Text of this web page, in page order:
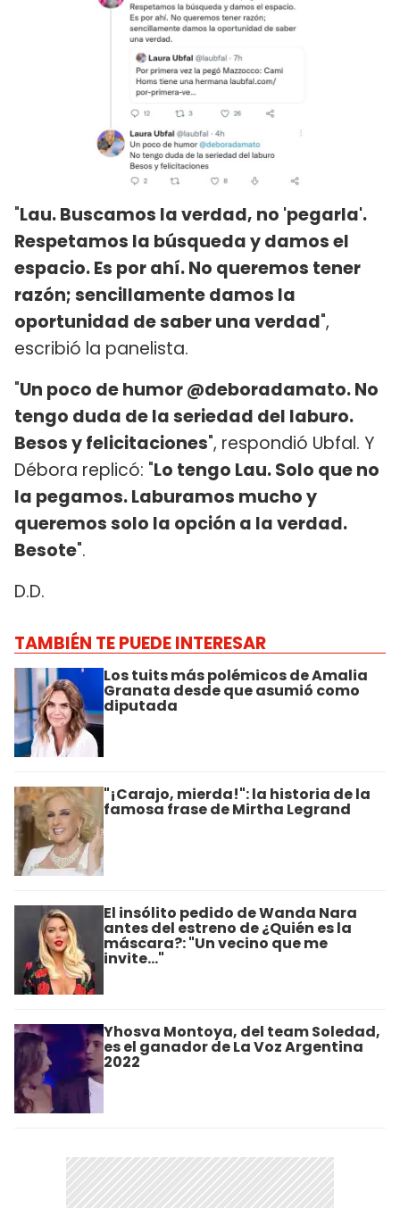
"Lau. Buscamos la verdad, no 'pegarla'.
Respetamos la búsqueda y damos el
espacio. Es por ahí. No queremos tener
razón; sencillamente damos la
oportunidad de saber una verdad",
escribió la panelista.
"Un poco de humor @deboradamato. No
tengo duda de la seriedad del laburo.
Besos y felicitaciones", respondió Ubfal. Y
Débora replicó: "Lo tengo Lau. Solo que no
la pegamos. Laburamos mucho y
queremos solo la opción a la verdad.
Besote".
D.D.
TAMBIÉN TE PUEDE INTERESAR
Los tuits más polémicos de Amalia
Granata desde que asumió como
diputada
"¡Carajo, mierda!": la historia de la
famosa frase de Mirtha Legrand
El insólito pedido de Wanda Nara
antes del estreno de ¿Quién es la
máscara?: "Un vecino ​que me
invite..."
Yhosva Montoya, del team Soledad,
es el ganador de La Voz Argentina
2022